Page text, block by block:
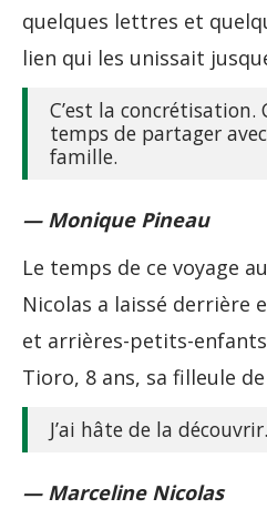
quelques lettres et
lien qui les unissait
C’est la concrétisation.
temps de partager
famille.
— Monique Pineau
Le temps de ce voyage
Nicolas a laissé derrière
et arrières-petits-
Tioro, 8 ans, sa filleule
J’ai hâte de la découvrir.
— Marceline Nicolas